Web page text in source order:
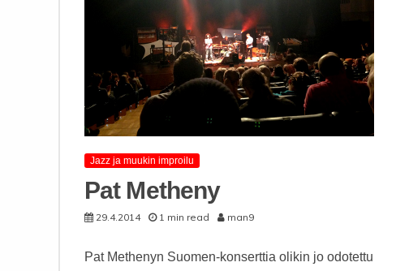
Jazz ja muukin improilu
Pat Metheny
29.4.2014 1 min read man9
Pat Methenyn Suomen-konserttia olikin jo odotettu